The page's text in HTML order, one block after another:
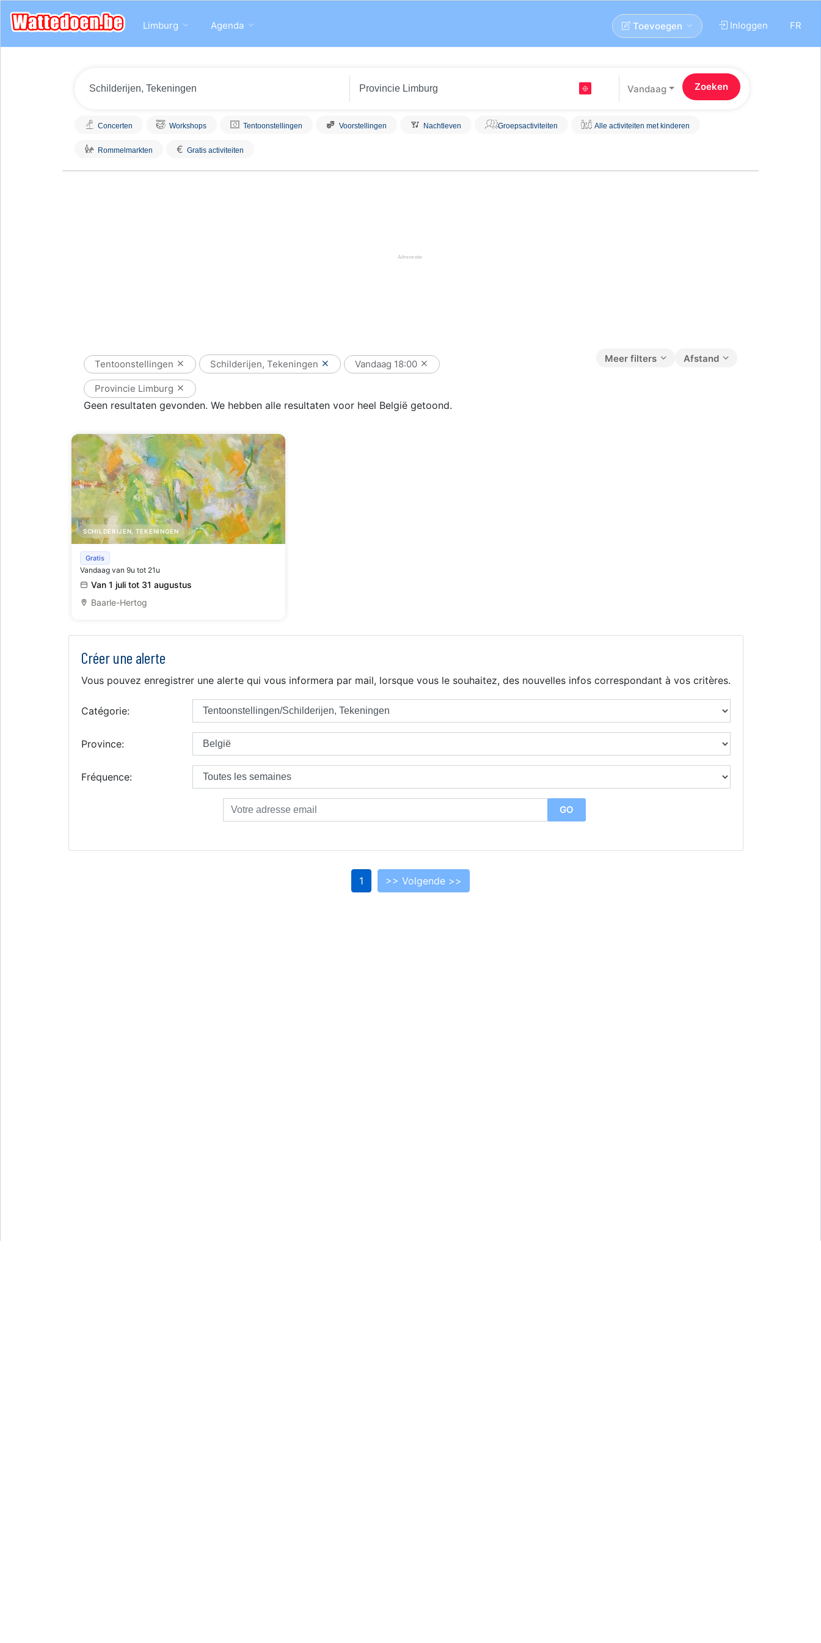
Limburg Agenda FR
Inloggen
Toevoegen
Vandaag
Concerten Workshops Tentoonstellingen Voorstellingen Nachtleven Groepsactiviteiten Alle activiteiten met kinderen
Rommelmarkten € Gratis activiteiten
Afstand
Meer filters
Tentoonstellingen Schilderijen, Tekeningen Vandaag 18:00
Provincie Limburg
Geen resultaten gevonden. We hebben alle resultaten voor heel België getoond.
SCHILDERIJEN, TEKENINGEN
Tentoonstelling Frans Ermens
Gratis
Vandaag van 9u tot 21u
Van 1 juli tot 31 augustus
Baarle-Hertog
Créer une alerte
Vous pouvez enregistrer une alerte qui vous informera par mail, lorsque vous le souhaitez, des nouvelles infos correspondant à vos critères.
Catégorie:
Province:
Fréquence:
1 >> Volgende >>